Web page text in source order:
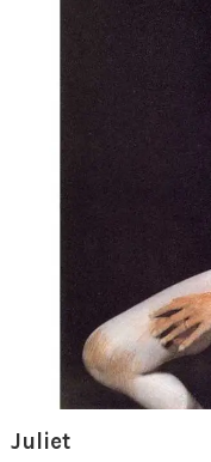
Juliet